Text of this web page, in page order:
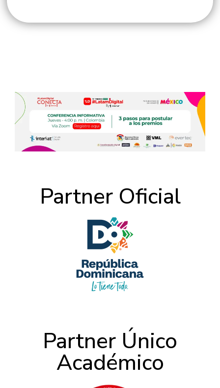
Partner Oficial
Partner Único
Académico